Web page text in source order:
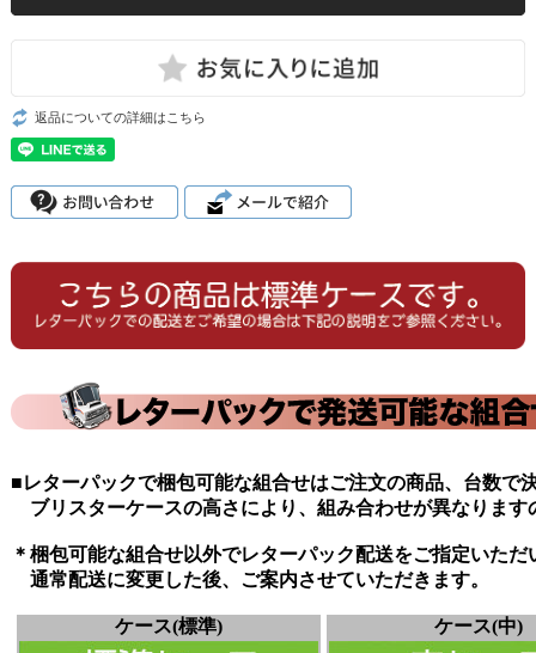
返品についての詳細はこちら
■レターパックで梱包可能な組合せはご注文の商品、台数で
ブリスターケースの高さにより、組み合わせが異なります
＊梱包可能な組合せ以外でレターパック配送をご指定いただ
通常配送に変更した後、ご案内させていただきます。
ケース(標準) ケース(中)